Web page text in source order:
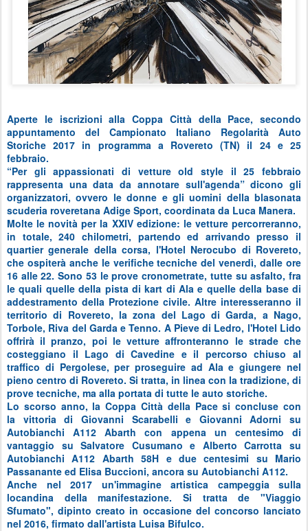
Aperte le iscrizioni alla Coppa Città della Pace, secondo
appuntamento del Campionato Italiano Regolarità Auto
Storiche 2017 in programma a Rovereto (TN) il 24 e 25
febbraio.
“Per gli appassionati di vetture old style il 25 febbraio
rappresenta una data da annotare sull'agenda” dicono gli
organizzatori, ovvero le donne e gli uomini della blasonata
scuderia roveretana Adige Sport, coordinata da Luca Manera.
Molte le novità per la XXIV edizione: le vetture percorreranno,
in totale, 240 chilometri, partendo ed arrivando presso il
quartier generale della corsa, l'Hotel Nerocubo di Rovereto,
che ospiterà anche le verifiche tecniche del venerdì, dalle ore
16 alle 22. Sono 53 le prove cronometrate, tutte su asfalto, fra
le quali quelle della pista di kart di Ala e quelle della base di
addestramento della Protezione civile. Altre interesseranno il
territorio di Rovereto, la zona del Lago di Garda, a Nago,
Torbole, Riva del Garda e Tenno. A Pieve di Ledro, l'Hotel Lido
offrirà il pranzo, poi le vetture affronteranno le strade che
costeggiano il Lago di Cavedine e il percorso chiuso al
traffico di Pergolese, per proseguire ad Ala e giungere nel
pieno centro di Rovereto. Si tratta, in linea con la tradizione, di
prove tecniche, ma alla portata di tutte le auto storiche.
Lo scorso anno, laCoppa Città della Pace si concluse con
la vittoria di Giovanni Scarabelli e Giovanni Adorni su
Autobianchi A112 Abarth con appena un centesimo di
vantaggio su Salvatore Cusumano e Alberto Carrotta su
Autobianchi A112 Abarth 58H e due centesimi su Mario
Passanante ed Elisa Buccioni, ancora su Autobianchi A112.
Anche nel 2017 un'immagine artistica campeggia sulla
locandina della manifestazione. Si tratta de "Viaggio
Sfumato", dipinto creato in occasione del concorso lanciato
nel 2016, firmato dall'artista Luisa Bifulco.